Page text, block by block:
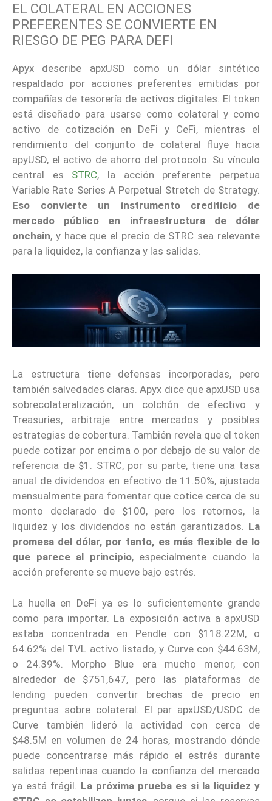
EL COLATERAL EN ACCIONES
PREFERENTES SE CONVIERTE EN
RIESGO DE PEG PARA DEFI
Apyx describe apxUSD como un dólar sintético
respaldado por acciones preferentes emitidas por
compañías de tesorería de activos digitales. El token
está diseñado para usarse como colateral y como
activo de cotización en DeFi y CeFi, mientras el
rendimiento del conjunto de colateral fluye hacia
apyUSD, el activo de ahorro del protocolo. Su vínculo
central es STRC, la acción preferente perpetua
Variable Rate Series A Perpetual Stretch de Strategy.
Eso convierte un instrumento crediticio de
mercado público en infraestructura de dólar
onchain, y hace que el precio de STRC sea relevante
para la liquidez, la confianza y las salidas.
La estructura tiene defensas incorporadas, pero
también salvedades claras. Apyx dice que apxUSD usa
sobrecolateralización, un colchón de efectivo y
Treasuries, arbitraje entre mercados y posibles
estrategias de cobertura. También revela que el token
puede cotizar por encima o por debajo de su valor de
referencia de $1. STRC, por su parte, tiene una tasa
anual de dividendos en efectivo de 11.50%, ajustada
mensualmente para fomentar que cotice cerca de su
monto declarado de $100, pero los retornos, la
liquidez y los dividendos no están garantizados. La
promesa del dólar, por tanto, es más flexible de lo
que parece al principio, especialmente cuando la
acción preferente se mueve bajo estrés.
La huella en DeFi ya es lo suficientemente grande
como para importar. La exposición activa a apxUSD
estaba concentrada en Pendle con $118.22M, o
64.62% del TVL activo listado, y Curve con $44.63M,
o 24.39%. Morpho Blue era mucho menor, con
alrededor de $751,647, pero las plataformas de
lending pueden convertir brechas de precio en
preguntas sobre colateral. El par apxUSD/USDC de
Curve también lideró la actividad con cerca de
$48.5M en volumen de 24 horas, mostrando dónde
puede concentrarse más rápido el estrés durante
salidas repentinas cuando la confianza del mercado
ya está frágil. La próxima prueba es si la liquidez y